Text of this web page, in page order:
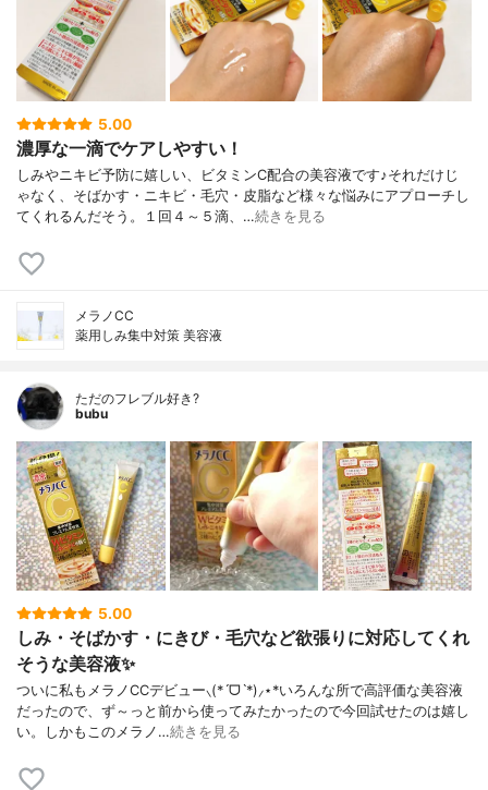
5.00
濃厚な一滴でケアしやすい！
しみやニキビ予防に嬉しい、ビタミンC配合の美容液です♪それだけじ
ゃなく、そばかす・ニキビ・毛穴・皮脂など様々な悩みにアプローチし
てくれるんだそう。１回４～５滴、…続きを見る
メラノCC
薬用しみ集中対策 美容液
ただのフレブル好き?
bubu
5.00
しみ・そばかす・にきび・毛穴など欲張りに対応してくれ
そうな美容液✨
ついに私もメラノCCデビュー⸜(*ˊᗜˋ*)⸝⋆*いろんな所で高評価な美容液
だったので、ず～っと前から使ってみたかったので今回試せたのは嬉し
い。しかもこのメラノ…続きを見る